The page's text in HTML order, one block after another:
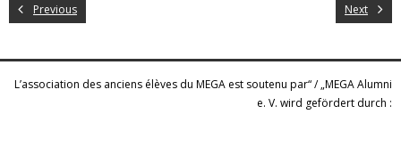
Previous Next
L’association des anciens élèves du MEGA est soutenu par“ / „MEGA Alumni
e. V. wird gefördert durch :